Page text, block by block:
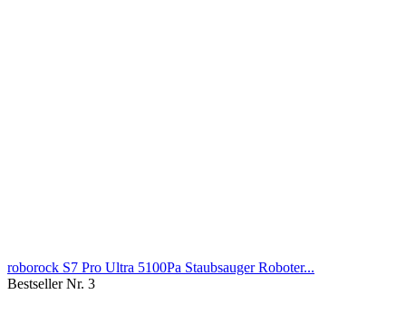
roborock S7 Pro Ultra 5100Pa Staubsauger Roboter...
Bestseller Nr. 3